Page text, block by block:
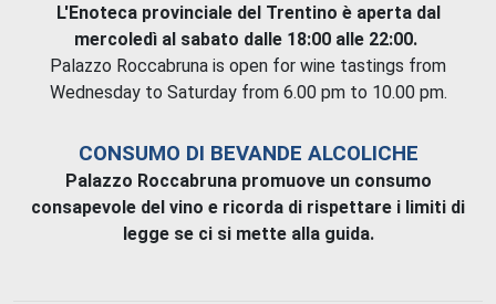
L'Enoteca provinciale del Trentino è aperta dal
mercoledì al sabato dalle 18:00 alle 22:00.
Palazzo Roccabruna is open for wine tastings from
Wednesday to Saturday from 6.00 pm to 10.00 pm.
CONSUMO DI BEVANDE ALCOLICHE
Palazzo Roccabruna promuove un consumo
consapevole del vino e ricorda di rispettare i limiti di
legge se ci si mette alla guida.